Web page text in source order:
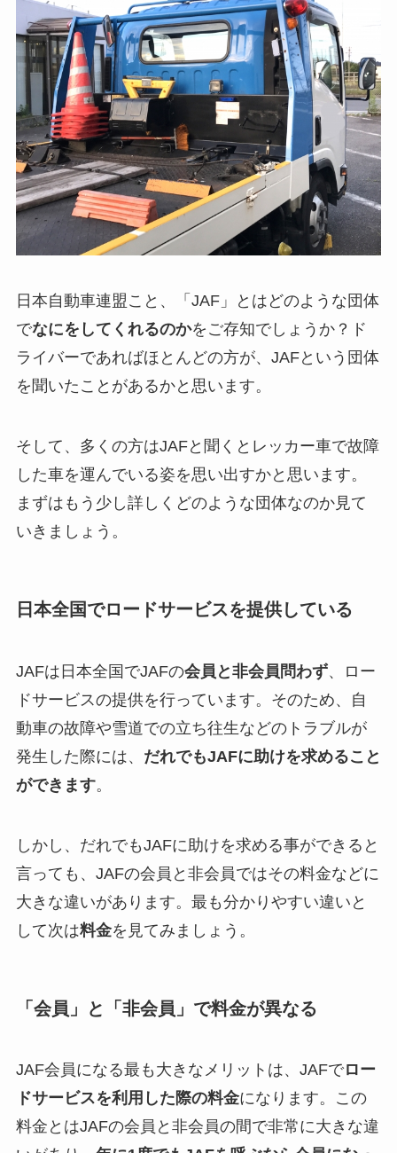
日本自動車連盟こと、「JAF」とはどのような団体
でなにをしてくれるのかをご存知でしょうか？ド
ライバーであればほとんどの方が、JAFという団体
を聞いたことがあるかと思います。
そして、多くの方はJAFと聞くとレッカー車で故障
した車を運んでいる姿を思い出すかと思います。
まずはもう少し詳しくどのような団体なのか見て
いきましょう。
日本全国でロードサービスを提供している
JAFは日本全国でJAFの会員と非会員問わず、ロー
ドサービスの提供を行っています。そのため、自
動車の故障や雪道での立ち往生などのトラブルが
発生した際には、 だれでもJAFに助けを求めること
ができます。
しかし、だれでもJAFに助けを求める事ができると
言っても、JAFの会員と非会員ではその料金などに
大きな違いがあります。最も分かりやすい違いと
して次は料金を見てみましょう。
「会員」と「非会員」で料金が異なる
JAF会員になる最も大きなメリットは、JAFでロー
ドサービスを利用した際の料金になります。この
料金とはJAFの会員と非会員の間で非常に大きな違